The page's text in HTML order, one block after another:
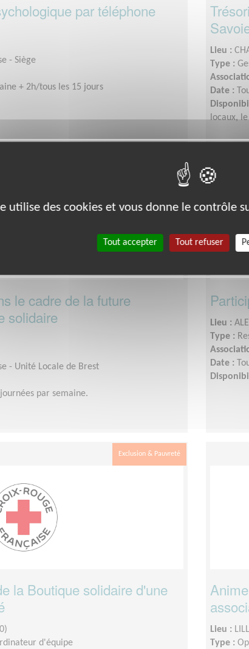
par téléphone
- Siège
+ 2h/tous les 15 jours
Lieu :
Type :
Date :
locaux,
le cadre de la future
solidaire
- Unité Locale de Brest
par semaine.
Lieu :
Type :
Date :
Exclusion & Pauvreté
la Boutique solidaire d'une
d'équipe
Lieu :
Type :
utilise des cookies et vous donne le contrôle
Tout accepter Tout refuser